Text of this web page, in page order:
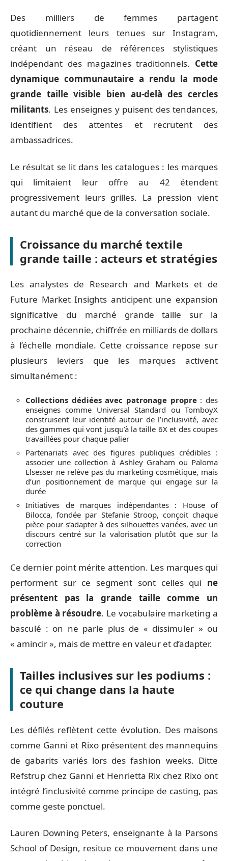
Des milliers de femmes partagent
quotidiennement leurs tenues sur Instagram,
créant un réseau de références stylistiques
indépendant des magazines traditionnels. Cette
dynamique communautaire a rendu la mode
grande taille visible bien au-delà des cercles
militants. Les enseignes y puisent des tendances,
identifient des attentes et recrutent des
ambassadrices.
Le résultat se lit dans les catalogues : les marques
qui limitaient leur offre au 42 étendent
progressivement leurs grilles. La pression vient
autant du marché que de la conversation sociale.
Croissance du marché textile
grande taille : acteurs et stratégies
Les analystes de Research and Markets et de
Future Market Insights anticipent une expansion
significative du marché grande taille sur la
prochaine décennie, chiffrée en milliards de dollars
à l’échelle mondiale. Cette croissance repose sur
plusieurs leviers que les marques activent
simultanément :
Collections dédiées avec patronage propre: des
enseignes comme Universal Standard ou TomboyX
construisent leur identité autour de l’inclusivité, avec
des gammes qui vont jusqu’à la taille 6X et des coupes
travaillées pour chaque palier
Partenariats avec des figures publiques crédibles :
associer une collection à Ashley Graham ou Paloma
Elsesser ne relève pas du marketing cosmétique, mais
d’un positionnement de marque qui engage sur la
durée
Initiatives de marques indépendantes : House of
Bilocca, fondée par Stefanie Stroop, conçoit chaque
pièce pour s’adapter à des silhouettes variées, avec un
discours centré sur la valorisation plutôt que sur la
correction
Ce dernier point mérite attention. Les marques qui
performent sur ce segment sont celles qui ne
présentent pas la grande taille comme un
problème à résoudre. Le vocabulaire marketing a
basculé : on ne parle plus de « dissimuler » ou
« amincir », mais de mettre en valeur et d’adapter.
Tailles inclusives sur les podiums :
ce qui change dans la haute
couture
Les défilés reflètent cette évolution. Des maisons
comme Ganni et Rixo présentent des mannequins
de gabarits variés lors des fashion weeks. Ditte
Refstrup chez Ganni et Henrietta Rix chez Rixo ont
intégré l’inclusivité comme principe de casting, pas
comme geste ponctuel.
Lauren Downing Peters, enseignante à la Parsons
School of Design, resitue ce mouvement dans une